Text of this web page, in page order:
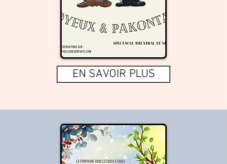
EN SAVOIR PLUS